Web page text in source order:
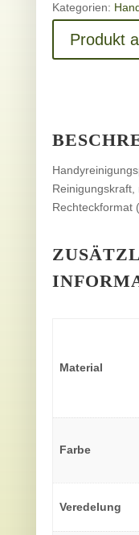
Kategorien:
Produkt
Rechteckformat
Material
Farbe
Veredelung